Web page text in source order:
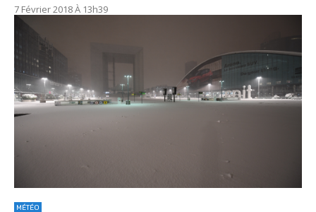
7 Février 2018 À 13h39
MÉTÉO